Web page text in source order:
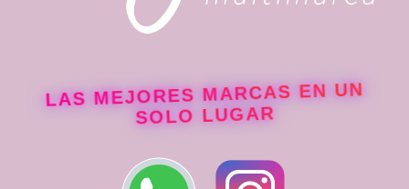
LAS MEJORES MARCAS EN UN
SOLO LUGAR